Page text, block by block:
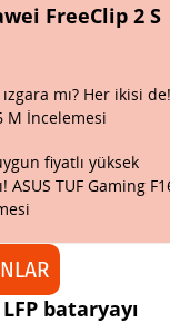
FreeClip 2 S
mı? Her ikisi de!
M İncelemesi
fiyatlı yüksek
TUF Gaming
bataryayı